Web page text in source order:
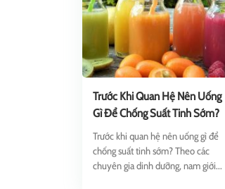
Trước Khi Quan Hệ Nên Uống
Gì Để Chống Suất Tinh Sớm?
Trước khi quan hệ nên uống gì để
chống suất tinh sớm? Theo các
chuyên gia dinh dưỡng, nam giới...